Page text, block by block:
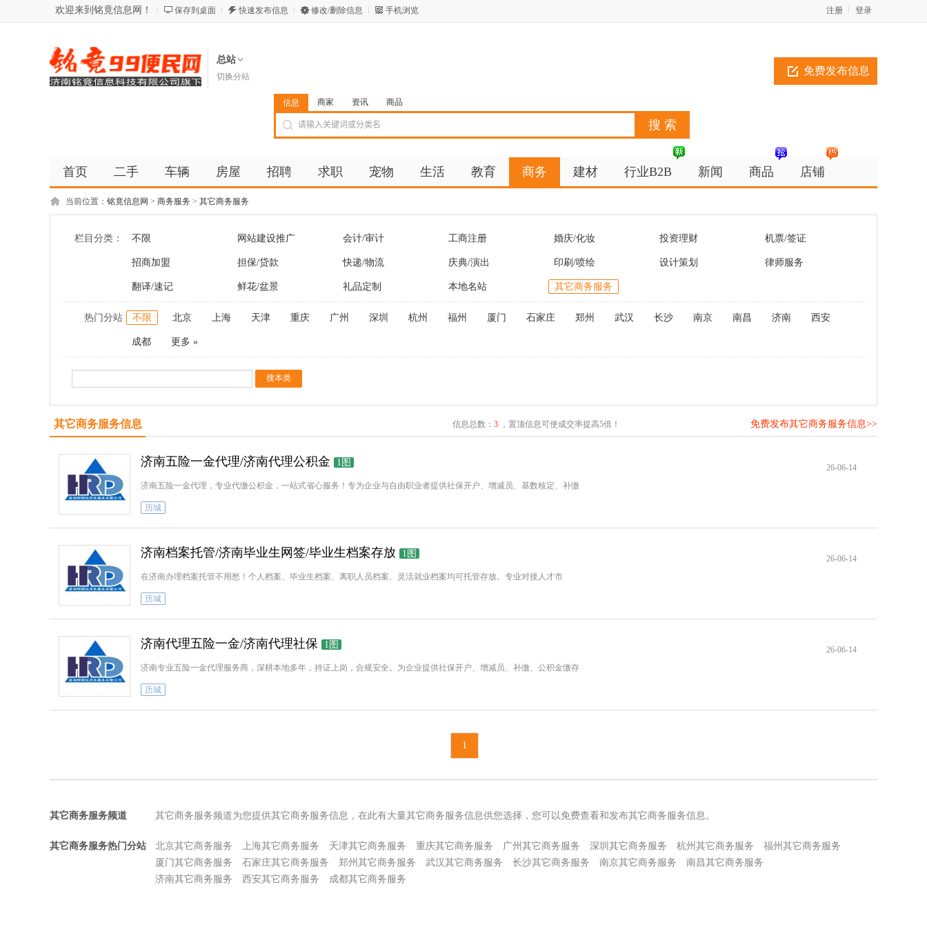
欢迎来到铭竟信息网！ 保存到桌面 快速发布信息 修改/删除信息 手机浏览 登录
注册
总站
切换分站 免费发布信息
信息 商家 资讯 商品
首页 二手 车辆 房屋 招聘 求职 宠物 生活 教育 商务 建材 行业B2B 新闻 商品 店铺
当前位置： 铭竟信息网 > 商务服务 > 其它商务服务
栏目分类： 不限 网站建设推广 会计/审计 工商注册 婚庆/化妆 投资理财 机票/签证
招商加盟 担保/贷款 快递/物流 庆典/演出 印刷/喷绘 设计策划 律师服务
翻译/速记 鲜花/盆景 礼品定制 本地名站 其它商务服务
热门分站 不限 北京 上海 天津 重庆 广州 深圳 杭州 福州 厦门 石家庄 郑州 武汉 长沙 南京 南昌 济南 西安
成都 更多 »
其它商务服务信息 信息总数： 3，置顶信息可使成交率提高5倍！ 免费发布其它商务服务信息>>
26-06-14
济南五险一金代理/济南代理公积金 1图
济南五险一金代理，专业代缴公积金，一站式省心服务！专为企业与自由职业者提供社保开户、增减员、基数核定、补缴
历城
26-06-14
济南档案托管/济南毕业生网签/毕业生档案存放 1图
在济南办理档案托管不用愁！个人档案、毕业生档案、离职人员档案、灵活就业档案均可托管存放。专业对接人才市
历城
26-06-14
济南代理五险一金/济南代理社保 1图
济南专业五险一金代理服务商，深耕本地多年，持证上岗，合规安全。为企业提供社保开户、增减员、补缴、公积金缴存
历城
1
其它商务服务频道 其它商务服务频道为您提供其它商务服务信息，在此有大量其它商务服务信息供您选择，您可以免费查看和发布其它商务服务信息。
其它商务服务热门分站 北京其它商务服务 上海其它商务服务 天津其它商务服务 重庆其它商务服务 广州其它商务服务 深圳其它商务服务 杭州其它商务服务
福州其它商务服务
厦门其它商务服务
石家庄其它商务服务 郑州其它商务服务 武汉其它商务服务 长沙其它商务服务 南京其它商务服务
南昌其它商务服务
济南其它商务服务
西安其它商务服务 成都其它商务服务